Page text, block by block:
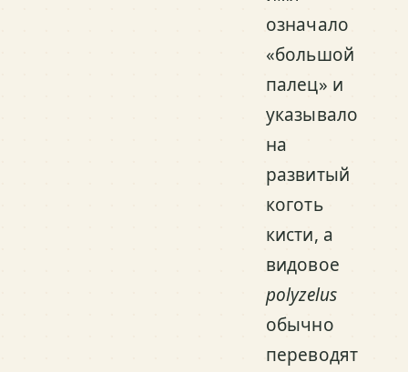
означало
«большой
палец» и
указывало
на
развитый
коготь
кисти, а
видовое
polyzelus
обычно
переводят